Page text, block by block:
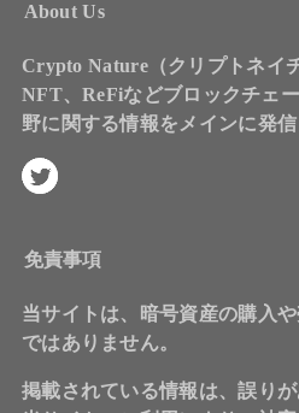
About Us
Crypto Nature（クリプトネイ
NFT、ReFiなどブロックチェ
野に関する情報をメインに発信
免責事項
当サイトは、暗号資産の購入
ではありません。
掲載されている情報は、誤り